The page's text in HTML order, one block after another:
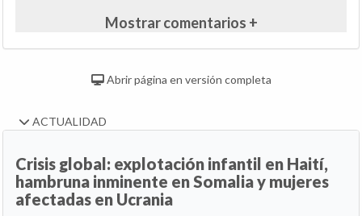
Mostrar comentarios +
Abrir página en versión completa
ACTUALIDAD
Crisis global: explotación infantil en Haití,
hambruna inminente en Somalia y mujeres
afectadas en Ucrania